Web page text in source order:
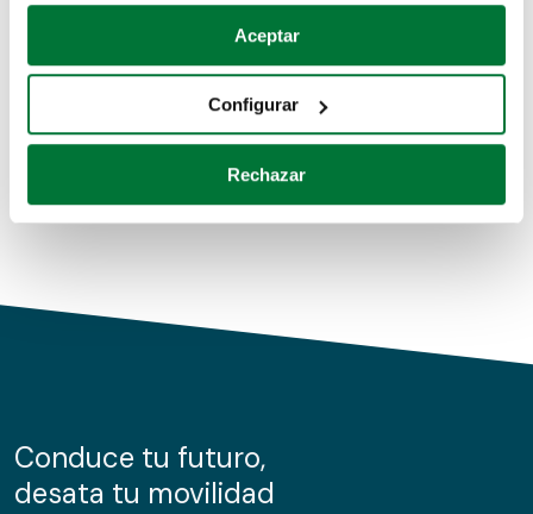
Si lo permite, también quisiéramos:
Recopilar información sobre su ubicación geográfica
Identificar su dispositivo analizándolo activamente
para buscar características específicas (huellas
Obtenga más información sobre cómo se procesan sus
de cookies.
información sobre el uso que haga del sitio web con
nuestros partners de redes sociales, publicidad y análisis
Aceptar
Configurar
Rechazar
Coches de segunda mano
Coches de km0
Conduce tu futuro,
desata tu movilidad